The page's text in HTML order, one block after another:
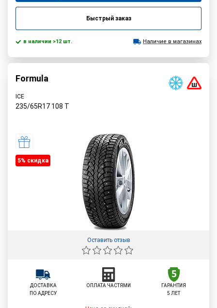
Быстрый заказ
в наличии >12 шт. Наличие в магазинах
Formula
ICE
235/65R17 108 T
5% cкидка
Оставить отзыв
ДОСТАВКА
ПО АДРЕСУ
ОПЛАТА ЧАСТЯМИ
ГАРАНТИЯ
5 ЛЕТ